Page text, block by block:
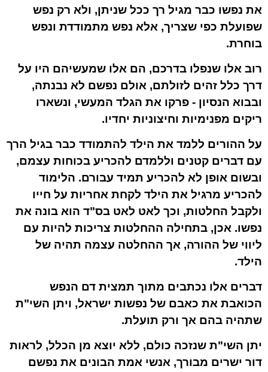
את נפשו כבר מגיל רך ככל שניתן, ולא רק נפש
שפועלת כפי שצריך, אלא נפש מתמודדת ונפש
בוחרת.
רוב אלו שנפלו בדרכם, הם אלו שמעשיהם היו על
דרך כלל זהים לזולתם, אולם נפשם לא נבנתה,
ובבוא הנסיון - פרקו את הגלד המעשי, ונשארו
ריקים מפנימיות וחיצוניות יחדיו.
על ההורים ללמד את הילד להתמודד כבר בגיל הרך
עם דברים קטנים וללמדם להכריע בכוחות עצמם,
ובשום אופן לא להכריע תמיד עבורם. הלימוד
להכריע מרגיל את הילד לקחת אחריות על חייו
ולקבל החלטות, וכך לאט לאט בס"ד הוא בונה את
נפשו. אכן, בתחילה ההחלטות צריכות להיות עם
ליווי של ההורה, אך ההחלטה עצמה תהיה של
הילד.
דברים אלו נכתבים מתוך תמצית דם הנפש
הכואבת את כאבם של נפשות ישראל, ויתן השי"ת
שתהיה בהם אך ורק תועלת.
יתן השי"ת שנזכה כולם, ללא יוצא מן הכלל, לראות
דור ישרים מבורך, אנשי אמת הבונים את נפשם